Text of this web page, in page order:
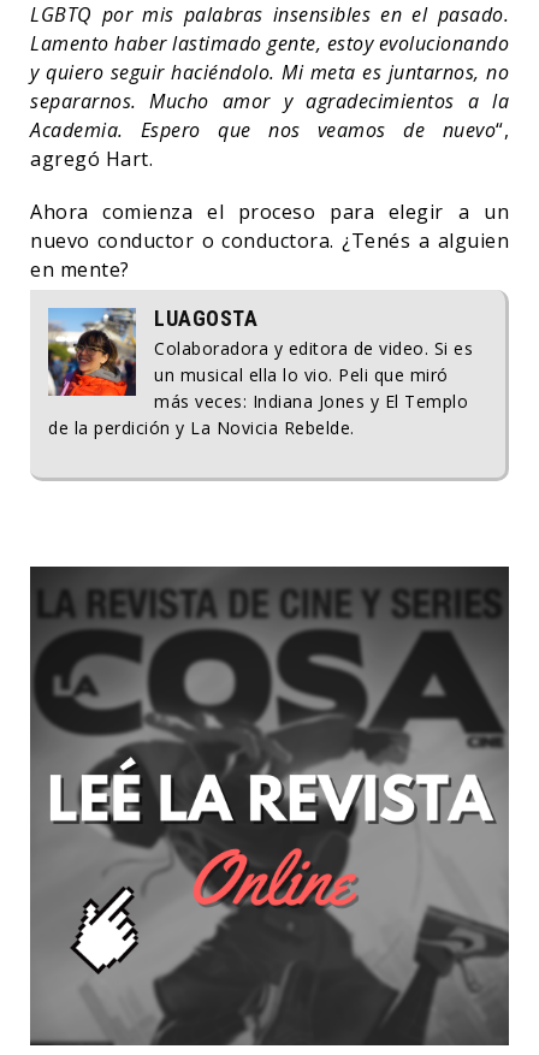
LGBTQ por mis palabras insensibles en el pasado.
Lamento haber lastimado gente, estoy evolucionando
y quiero seguir haciéndolo. Mi meta es juntarnos, no
separarnos. Mucho amor y agradecimientos a la
Academia. Espero que nos veamos de nuevo“,
agregó Hart.
Ahora comienza el proceso para elegir a un
nuevo conductor o conductora. ¿Tenés a alguien
en mente?
LUAGOSTA
Colaboradora y editora de video. Si es
un musical ella lo vio. Peli que miró
más veces: Indiana Jones y El Templo
de la perdición y La Novicia Rebelde.